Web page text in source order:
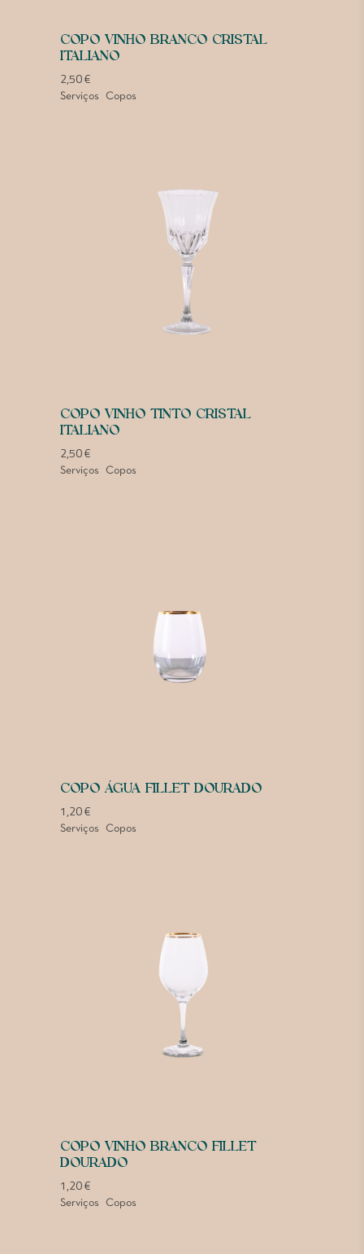
COPO VINHO BRANCO CRISTAL
ITALIANO
2,50€
Serviços Copos
COPO VINHO TINTO CRISTAL
ITALIANO
2,50€
Serviços Copos
COPO ÁGUA FILLET DOURADO
1,20€
Serviços Copos
COPO VINHO BRANCO FILLET
DOURADO
1,20€
Serviços Copos